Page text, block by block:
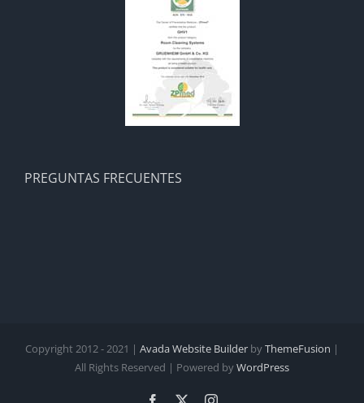
PREGUNTAS FRECUENTES
Copyright 2012 - 2021 | Avada Website Builder byThemeFusion |
All Rights Reserved | Powered byWordPress
Facebook Instagram